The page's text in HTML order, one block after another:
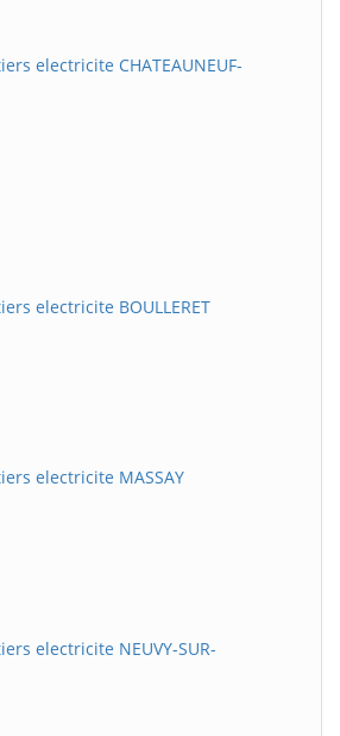
electricite CHATEAUNEUF-
electricite BOULLERET
electricite MASSAY
electricite NEUVY-SUR-